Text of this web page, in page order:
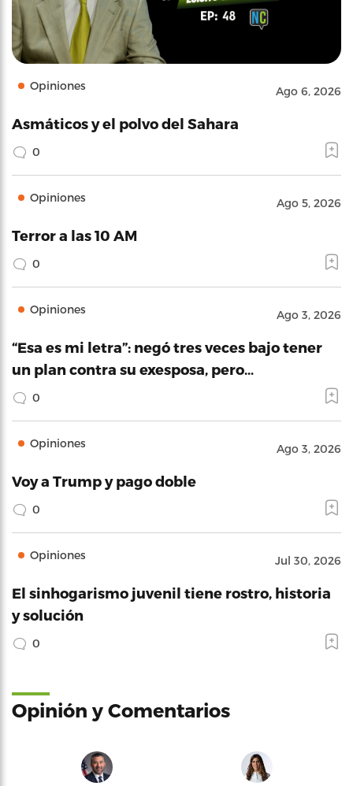
Opiniones Ago 6, 2026
Asmáticos y el polvo del Sahara
0
Opiniones Ago 5, 2026
Terror a las 10 AM
0
Opiniones Ago 3, 2026
“Esa es mi letra”: negó tres veces bajo tener
un plan contra su exesposa, pero…
0
Opiniones Ago 3, 2026
Voy a Trump y pago doble
0
Opiniones Jul 30, 2026
El sinhogarismo juvenil tiene rostro, historia
y solución
0
Opinión y Comentarios